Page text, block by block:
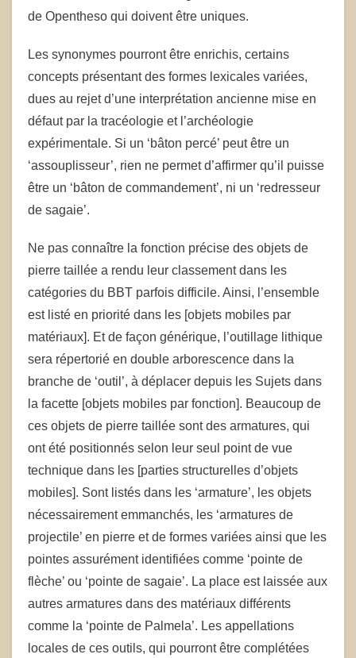
de Opentheso qui doivent être uniques.
Les synonymes pourront être enrichis, certains
concepts présentant des formes lexicales variées,
dues au rejet d’une interprétation ancienne mise en
défaut par la tracéologie et l’archéologie
expérimentale. Si un ‘bâton percé’ peut être un
‘assouplisseur’, rien ne permet d’affirmer qu’il puisse
être un ‘bâton de commandement’, ni un ‘redresseur
de sagaie’.
Ne pas connaître la fonction précise des objets de
pierre taillée a rendu leur classement dans les
catégories du BBT parfois difficile. Ainsi, l’ensemble
est listé en priorité dans les [objets mobiles par
matériaux]. Et de façon générique, l’outillage lithique
sera répertorié en double arborescence dans la
branche de ‘outil’, à déplacer depuis les Sujets dans
la facette [objets mobiles par fonction]. Beaucoup de
ces objets de pierre taillée sont des armatures, qui
ont été positionnés selon leur seul point de vue
technique dans les [parties structurelles d’objets
mobiles]. Sont listés dans les ‘armature’, les objets
nécessairement emmanchés, les ‘armatures de
projectile’ en pierre et de formes variées ainsi que les
pointes assurément identifiées comme ‘pointe de
flèche’ ou ‘pointe de sagaie’. La place est laissée aux
autres armatures dans des matériaux différents
comme la ‘pointe de Palmela’. Les appellations
locales de ces outils, qui pourront être complétées